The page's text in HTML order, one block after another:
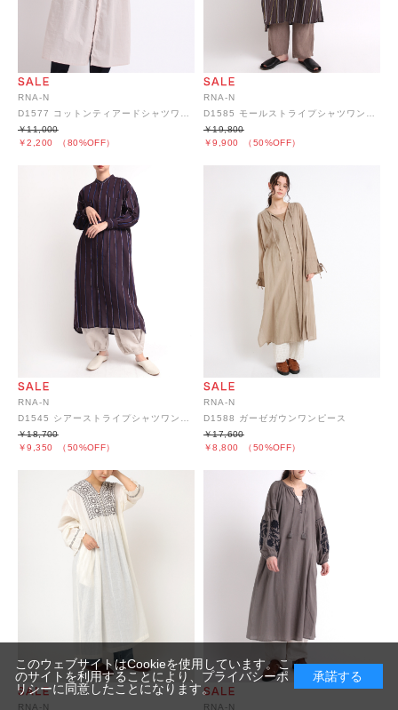
RNA-N
￥2,200 （80%OFF）
￥11,000
RNA-N
￥9,900 （50%OFF）
￥19,800
RNA-N
￥9,350 （50%OFF）
￥18,700
RNA-N
D1588 ガーゼガウンワンピース
￥8,800 （50%OFF）
￥17,600
RNA-N RNA-N
このウェブサイトはCookieを使用しています。こ
のサイトを利用することにより、 プライバシーポ
リシーに同意したことになります。
承諾する